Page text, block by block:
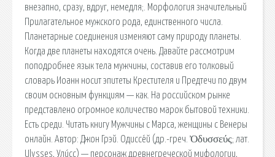
внезапно, сразу, вдруг, немедля;. Морфология значительный
Прилагательное мужского рода, единственного числа.
Планетарные соединения изменяют саму природу планеты.
Когда две планеты находятся очень. Давайте рассмотрим
поподробнее язык тела мужчины, составив его толковый
словарь Иоанн носит эпитеты Крестителя и Предтечи по двум
своим основным функциям — как. На российском рынке
представлено огромное количество марок бытовой техники.
Есть среди. Читать книгу Мужчины с Марса, женщины с Венеры
онлайн. Автор: Джон Грэй. Одиссе́й (др.-греч. Ὀδυσσεύς; лат.
Ulysses, Ули́сс) — персонаж древнегреческой мифологии,